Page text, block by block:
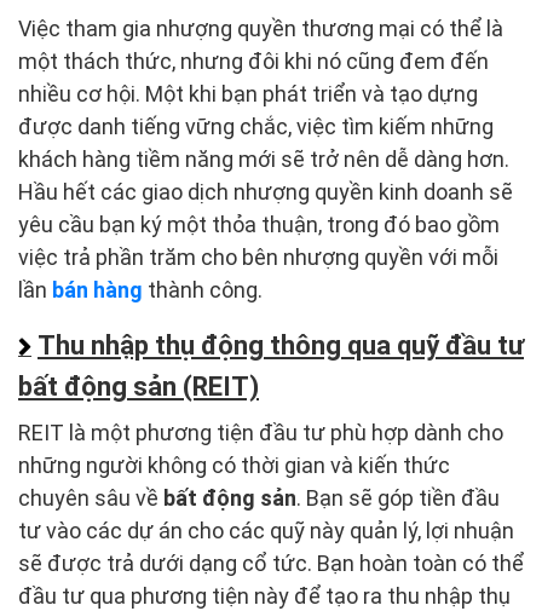
Việc tham gia nhượng quyền thương mại có thể là
một thách thức, nhưng đôi khi nó cũng đem đến
nhiều cơ hội. Một khi bạn phát triển và tạo dựng
được danh tiếng vững chắc, việc tìm kiếm những
khách hàng tiềm năng mới sẽ trở nên dễ dàng hơn.
Hầu hết các giao dịch nhượng quyền kinh doanh sẽ
yêu cầu bạn ký một thỏa thuận, trong đó bao gồm
việc trả phần trăm cho bên nhượng quyền với mỗi
lần bán hàng thành công.
Thu nhập thụ động thông qua quỹ đầu tư
bất động sản (REIT)
REIT là một phương tiện đầu tư phù hợp dành cho
những người không có thời gian và kiến thức
chuyên sâu về bất động sản. Bạn sẽ góp tiền đầu
tư vào các dự án cho các quỹ này quản lý, lợi nhuận
sẽ được trả dưới dạng cổ tức. Bạn hoàn toàn có thể
đầu tư qua phương tiện này để tạo ra thu nhập thụ